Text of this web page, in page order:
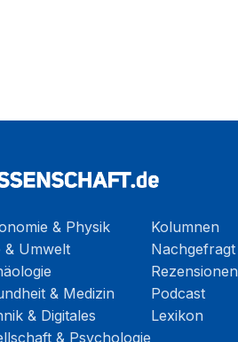
& Physik
& Umwelt
& Medizin
& Digitales
& Psychologie
Kolumnen
Nachgefragt
Rezensionen
Podcast
Lexikon